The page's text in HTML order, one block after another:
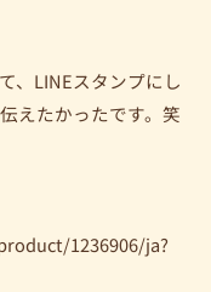
、LINEスタンプにし
えたかったです。笑
1236906/ja?